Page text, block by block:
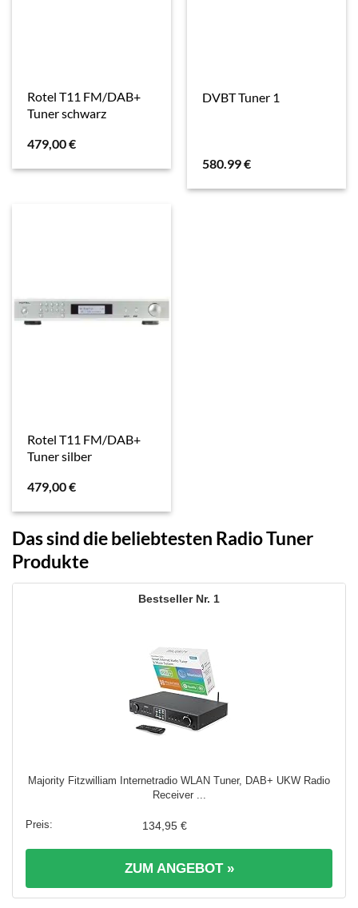
Rotel T11 FM/DAB+
Tuner schwarz
479,00€
DVBT Tuner 1
580.99€
Rotel T11 FM/DAB+
Tuner silber
479,00€
Das sind die beliebtesten Radio Tuner
Produkte
1
Majority Fitzwilliam Internetradio WLAN Tuner, DAB+ UKW Radio
Receiver ...
134,95 €
ZUM ANGEBOT »